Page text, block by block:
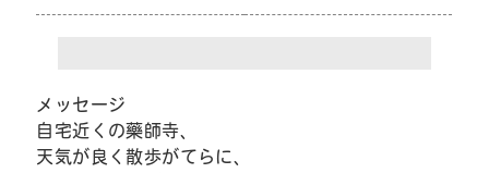
メッセージ
自宅近くの藥師寺、
天気が良く散歩がてらに、